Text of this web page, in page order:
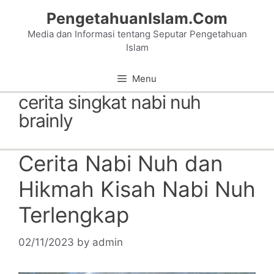
content
PengetahuanIslam.Com
Media dan Informasi tentang Seputar Pengetahuan
Islam
Menu
cerita singkat nabi nuh
brainly
Cerita Nabi Nuh dan
Hikmah Kisah Nabi Nuh
Terlengkap
02/11/2023 by admin